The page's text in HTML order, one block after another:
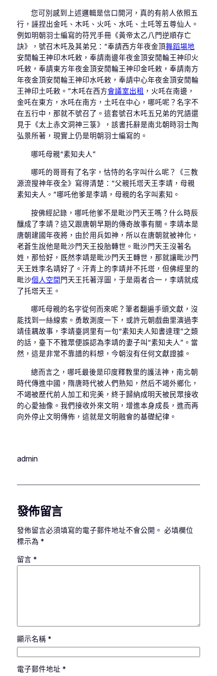
您可別感到上述邏輯是信口開河，真的有前人依照五
行，誣捏出金吒、木吒、火吒、水吒、土吒等五尊仙人。
例如明朝羽士編寫的符咒手冊《黃帝太乙八門逆順存亡
訣》，號召木吒及其弟兄：“奉請西方年夜金頂舞蹈場地
安閒輪王神印木吒敕，奉請南邊年夜金頂安閒輪王神印火
吒敕，奉請東方年夜金頂安閒輪王神印金吒敕，奉請南方
年夜金頂安閒輪王神印水吒敕，奉請中心年夜金頂安閒輪
王神印土吒敕。”木吒在西方會議室出租 ，火吒在南邊，
金吒在東方，水吒在南方，土吒在中心，哪吒呢？名字不
在五行中，那就不號召了。這套號召木吒五兄弟的咒語還
見于《太上赤文洞神三箓》，該書托辭是南北朝時羽士陶
弘景所著，現實上仍是明朝羽士編寫的。
哪吒母親“素知夫人”
哪吒的哥哥有了名字，怙恃的名字叫什么呢？《三教
源流搜神年夜全》寫得清楚：“父親托塔天王李靖，母親
素知夫人。”哪吒他爹是李靖，母親的名字叫素知。
按佛經記錄，哪吒他爹不是毗沙門天王嗎？什么時辰
釀成了李靖？這又跟唐朝早期的傳奇故事有關。李靖本是
唐朝建國年夜將，由於用兵如神，所以在唐朝就被神化，
老蒼生說他是毗沙門天王投胎轉世。毗沙門天王沒著名
姓，那恰好，既然李靖是毗沙門天王轉世，那就讓毗沙門
天王姓李名靖好了。汗青上的李靖并不托塔，但佛經里的
毗沙個人空間 門天王托著浮圖，于是兩者合一，李靖就成
了托塔天王。
哪吒母親的名字從何而來呢？筆者翻遍手頭文獻，沒
能找到一絲線索。勇敢測度一下，或許元朝戲曲里演過李
靖佳耦故事，李靖臺詞里有一句“素知夫人知書達理”之類
的話，臺下不雅眾便誤認為李靖的妻子叫“素知夫人”。當
然，這是非常不靠譜的料想，今朝沒有任何文獻證據。
總而言之，哪吒最後是印度釋教里的護法神，南北朝
時代傳進中國，隋唐時代被人們熟知，然后不竭外鄉化，
不竭被歷代前人加工和完美，終于歸納成明天被民眾接收
的心愛抽像。我們接收外來文明，增進本身成長，進而再
向外停止文明傳佈，這就是文明融會的基礎紀律。
admin
發佈留言
發佈留言必須填寫的電子郵件地址不會公開。 必填欄位
標示為 *
留言 *
顯示名稱 *
電子郵件地址 *